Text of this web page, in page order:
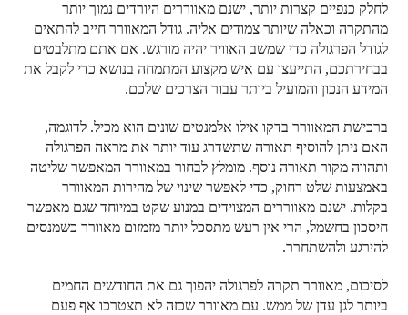
לחלק כנפיים קצרות יותר, ישנם מאווררים היורדים נמוך יותר
מהתקרה וכאלה שיותר צמודים אליה. גודל המאוורר חייב להתאים
לגודל הפרגולה כדי שמשב האוויר יהיה מורגש. אם אתם מתלבטים
בבחירתכם, התייעצו עם איש מקצוע המתמחה בנושא כדי לקבל את
המידע הנכון והמועיל ביותר עבור הצרכים שלכם.
ברכישת המאוורר בדקו אילו אלמנטים שונים הוא מכיל. לדוגמה,
האם ניתן להוסיף תאורה שתשדרג עוד יותר את מראה הפרגולה
ותהווה מקור תאורה נוסף. מומלץ לבחור במאוורר המאפשר שליטה
באמצעות שלט רחוק, כדי לאפשר שינוי של מהירות המאוורר
בקלות. ישנם מאווררים המצוידים במנוע שקט במיוחד שגם מאפשר
חיסכון בחשמל, הרי אין רעש מתסכל יותר מזמזום מאוורר כשמנסים
להירגע ולהשתחרר.
לסיכום, מאוורר תקרה לפרגולה יהפוך גם את החודשים החמים
ביותר לגן עדן של ממש. עם מאוורר שכזה לא תצטרכו אף פעם